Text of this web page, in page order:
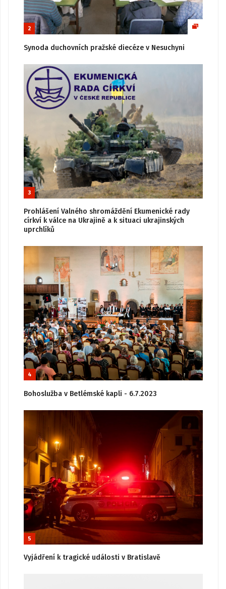
2
Synoda duchovních pražské diecéze v Nesuchyni
3
Prohlášení Valného shromáždění Ekumenické rady
církví k válce na Ukrajině a k situaci ukrajinských
uprchlíků
4
Bohoslužba v Betlémské kapli - 6.7.2023
5
Vyjádření k tragické události v Bratislavě